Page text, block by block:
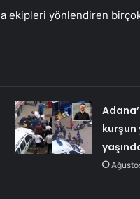
ekipleri yönlendiren
kurşun